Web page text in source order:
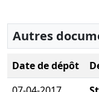
Autres
Date de dépôt